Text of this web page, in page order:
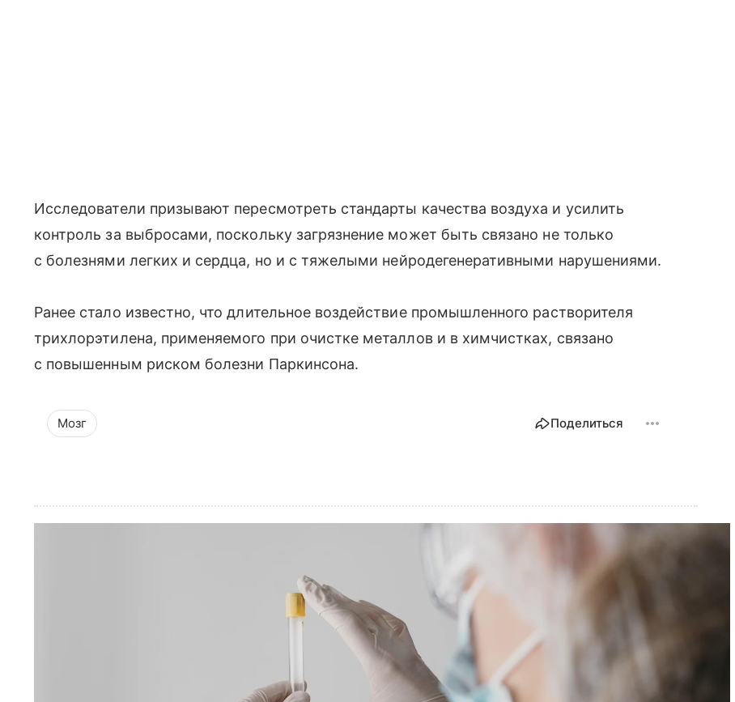
Исследователи призывают пересмотреть стандарты качества воздуха и усилить
контроль за выбросами, поскольку загрязнение может быть связано не только
с болезнями легких и сердца, но и с тяжелыми нейродегенеративными нарушениями.
Ранее стало известно, что длительное воздействие промышленного растворителя
трихлорэтилена, применяемого при очистке металлов и в химчистках, связано
с повышенным риском болезни Паркинсона.
Мозг Поделиться